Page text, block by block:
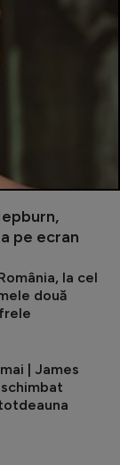
pe ecran
la cel
două
| James